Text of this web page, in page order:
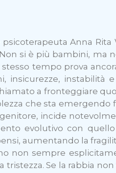
Anna Rita
si è più bambini, ma
tempo prova
instabilità
a fronteggiare
che sta
incide
evolutivo con
aumentando la
non sempre
Se la rabbia